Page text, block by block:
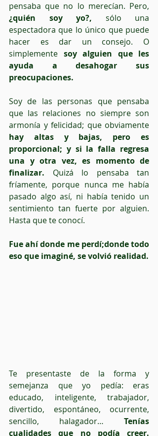
¿quién soy yo?, sólo una
espectadora que lo único que puede
hacer es dar un consejo. O
simplemente soy alguien que les
ayuda a desahogar sus
preocupaciones.
Soy de las personas que pensaba
que las relaciones no siempre son
hay altas y bajas, pero es
proporcional; y si la falla regresa
una y otra vez, es momento de
finalizar. Quizá lo pensaba tan
fríamente, porque nunca me había
pasado algo así, ni había tenido un
sentimiento tan fuerte por alguien.
Hasta que te conocí.
Fue ahí donde me perdí;donde todo
Te presentaste de la forma y
semejanza que yo pedía: eras
educado, inteligente, trabajador,
divertido, espontáneo, ocurrente,
sencillo, halagador… Tenías